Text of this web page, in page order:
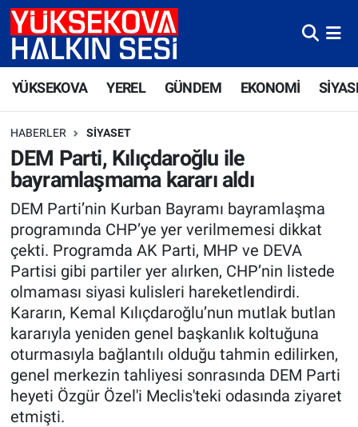
YÜKSEKOVA YEREL GÜNDEM EKONOMİ
HABERLER SIYASET
DEM Parti, Kılıçdaroğlu ile
bayramlaşmama kararı aldı
DEM Parti’nin Kurban Bayramı bayramlaşma
programında CHP’ye yer verilmemesi dikkat
çekti. Programda AK Parti, MHP ve DEVA
Partisi gibi partiler yer alırken, CHP’nin listede
olmaması siyasi kulisleri hareketlendirdi.
Kararın, Kemal Kılıçdaroğlu’nun mutlak butlan
kararıyla yeniden genel başkanlık koltuğuna
oturmasıyla bağlantılı olduğu tahmin edilirken,
genel merkezin tahliyesi sonrasında DEM Parti
heyeti Özgür Özel'i Meclis'teki odasında ziyaret
etmişti.
Yüksekova Nöbetçi Eczaneler
Yüksekova Trafik Yoğunluk Haritası
Süper Lig Puan Durumu ve Fikstür
Tüm Manşetler
Son Dakika Haberleri
Haber Arşivi